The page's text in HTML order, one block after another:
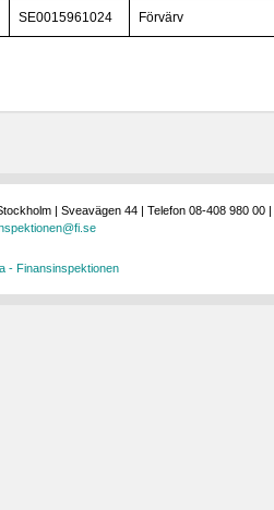
SE0015961024 Förvärv
| Sveavägen 44 | Telefon 08-408 980 00 |